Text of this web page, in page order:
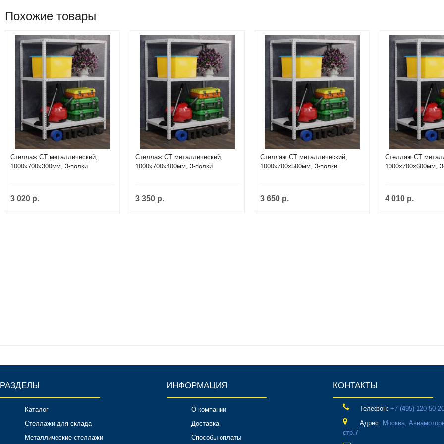
Похожие товары
Стеллаж СТ металлический,
1000х700х300мм, 3-полки
3 020 р.
Стеллаж СТ металлический,
1000х700х400мм, 3-полки
3 350 р.
Стеллаж СТ металлический,
1000х700х500мм, 3-полки
3 650 р.
Стеллаж СТ
1000х700х600мм,
4 010 р.
РАЗДЕЛЫ
Каталог
Стеллажи для склада
Металлические стеллажи
ИНФОРМАЦИЯ
О компании
Доставка
Способы оплаты
КОНТАКТЫ
Телефон: ‎+7 (495) 120-50-20
Адрес: Москва,
стр.7